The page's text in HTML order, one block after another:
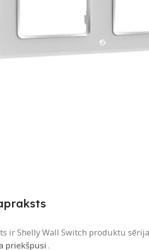
ir Shelly Wall Switch produktu
priekšpusi .